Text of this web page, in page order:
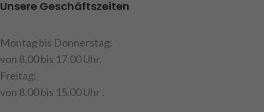
Unsere Geschäftszeiten
Montag bis Donnerstag:
von 8.00 bis 17.00 Uhr.
Freitag:
von 8.00 bis 15.00 Uhr .